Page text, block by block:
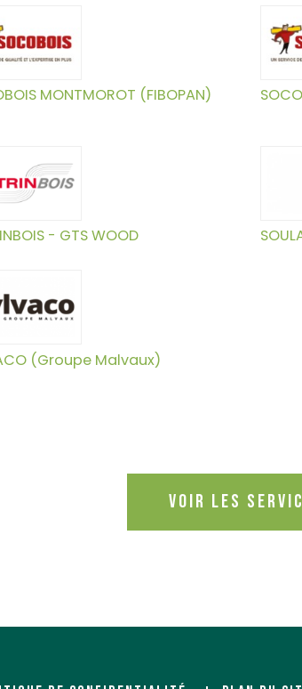
MONTMOROT (FIBOPAN)
- GTS WOOD
(Groupe Malvaux)
Voir les